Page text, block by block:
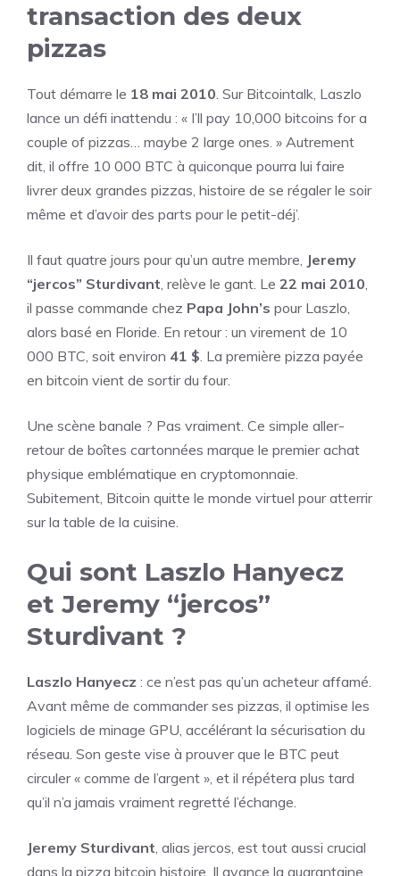
transaction des deux
pizzas
Tout démarre le 18 mai 2010. Sur Bitcointalk, Laszlo
lance un défi inattendu : « I’ll pay 10,000 bitcoins for a
couple of pizzas… maybe 2 large ones. » Autrement
dit, il offre 10 000 BTC à quiconque pourra lui faire
livrer deux grandes pizzas, histoire de se régaler le soir
même et d’avoir des parts pour le petit-déj’.
Il faut quatre jours pour qu’un autre membre, Jeremy
“jercos” Sturdivant, relève le gant. Le 22 mai 2010,
il passe commande chez Papa John’s pour Laszlo,
alors basé en Floride. En retour : un virement de 10
000 BTC, soit environ 41 $. La première pizza payée
en bitcoin vient de sortir du four.
Une scène banale ? Pas vraiment. Ce simple aller-
retour de boîtes cartonnées marque le premier achat
physique emblématique en cryptomonnaie.
Subitement, Bitcoin quitte le monde virtuel pour atterrir
sur la table de la cuisine.
Qui sont Laszlo Hanyecz
et Jeremy “jercos”
Sturdivant ?
Laszlo Hanyecz : ce n’est pas qu’un acheteur affamé.
Avant même de commander ses pizzas, il optimise les
logiciels de minage GPU, accélérant la sécurisation du
réseau. Son geste vise à prouver que le BTC peut
circuler « comme de l’argent », et il répétera plus tard
qu’il n’a jamais vraiment regretté l’échange.
Jeremy Sturdivant, alias jercos, est tout aussi crucial
dans la pizza bitcoin histoire. Il avance la quarantaine